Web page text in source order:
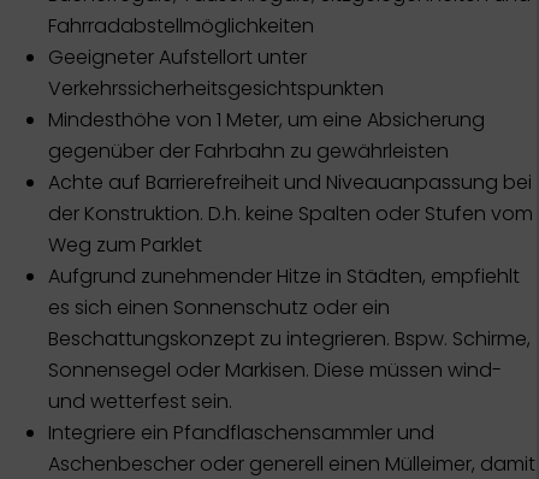
Fahrradabstellmöglichkeiten
Geeigneter Aufstellort unter
Verkehrssicherheitsgesichtspunkten
Mindesthöhe von 1 Meter, um eine Absicherung
gegenüber der Fahrbahn zu gewährleisten
Achte auf Barrierefreiheit und Niveauanpassung bei
der Konstruktion. D.h. keine Spalten oder Stufen vom
Weg zum Parklet
Aufgrund zunehmender Hitze in Städten, empfiehlt
es sich einen Sonnenschutz oder ein
Beschattungskonzept zu integrieren. Bspw. Schirme,
Sonnensegel oder Markisen. Diese müssen wind-
und wetterfest sein.
Integriere ein Pfandflaschensammler und
Aschenbescher oder generell einen Mülleimer, damit